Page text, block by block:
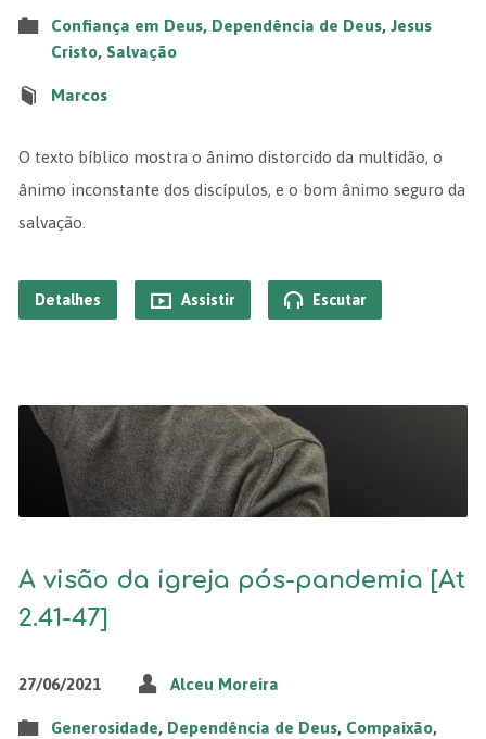
Confiança em Deus, Dependência de Deus, Jesus
Cristo, Salvação
Marcos
O texto bíblico mostra o ânimo distorcido da multidão, o
ânimo inconstante dos discípulos, e o bom ânimo seguro da
salvação.
Detalhes Assistir Escutar
A visão da igreja pós-pandemia [At
2.41-47]
27/06/2021 Alceu Moreira
Generosidade, Dependência de Deus, Compaixão,